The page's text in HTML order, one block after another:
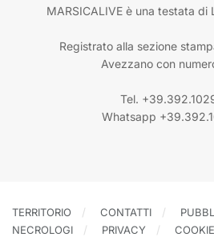
MARSICALIVE è una testata di
Registrato alla sezione
Avezzano con
Tel.
Whatsapp
TERRITORIO CONTATTI
NECROLOGI
PRIVACY